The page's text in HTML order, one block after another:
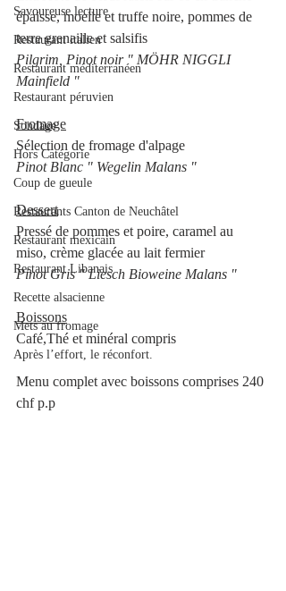
Savoureuse lecture
Restaurant italien
Restaurant méditerranéen
Restaurant péruvien
Sondage
Hors Catégorie
Coup de gueule
Restaurants Canton de Neuchâtel
Restaurant mexicain
Restaurant Libanais
Recette alsacienne
Mets au fromage
Après l’effort, le réconfort.
épaisse, moelle et truffe noire, pommes de
terre grenaille et salsifis
Pilgrim, Pinot noir " MÖHR NIGGLI
Mainfield "
Fromage
Sélection de fromage d'alpage
Pinot Blanc " Wegelin Malans "
Dessert
Pressé de pommes et poire, caramel au
miso, crème glacée au lait fermier
Pinot Gris " Liesch Bioweine Malans "
Boissons
Café,Thé et minéral compris
Menu complet avec boissons comprises 240
chf p.p